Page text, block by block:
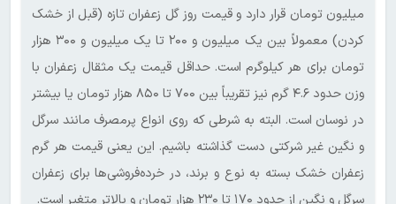
میلیون تومان قرار دارد و قیمت روز گل زعفران تازه (قبل از خشک
کردن) معمولاً بین یک میلیون و ۲۰۰ تا یک میلیون و ۳۰۰ هزار
تومان برای هر کیلوگرم است. حداقل قیمت یک مثقال زعفران با
وزن حدود ۴.۶ گرم نیز تقریباً بین ۷۰۰ تا ۸۵۰ هزار تومان یا بیشتر
در نوسان است. البته به شرطی که روی انواع پرمصرف مانند سرگل
و نگین غیر شرکتی دست گذاشته باشیم. این یعنی قیمت هر گرم
زعفران خشک بسته به نوع و برند، در خرده‌فروشی‌ها برای زعفران